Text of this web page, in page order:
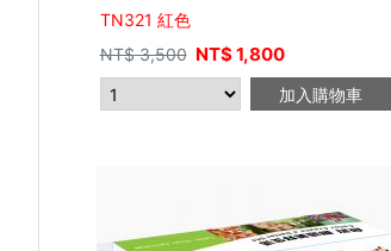
TN321 紅色
NT$3,500 NT$1,800
加入購物車